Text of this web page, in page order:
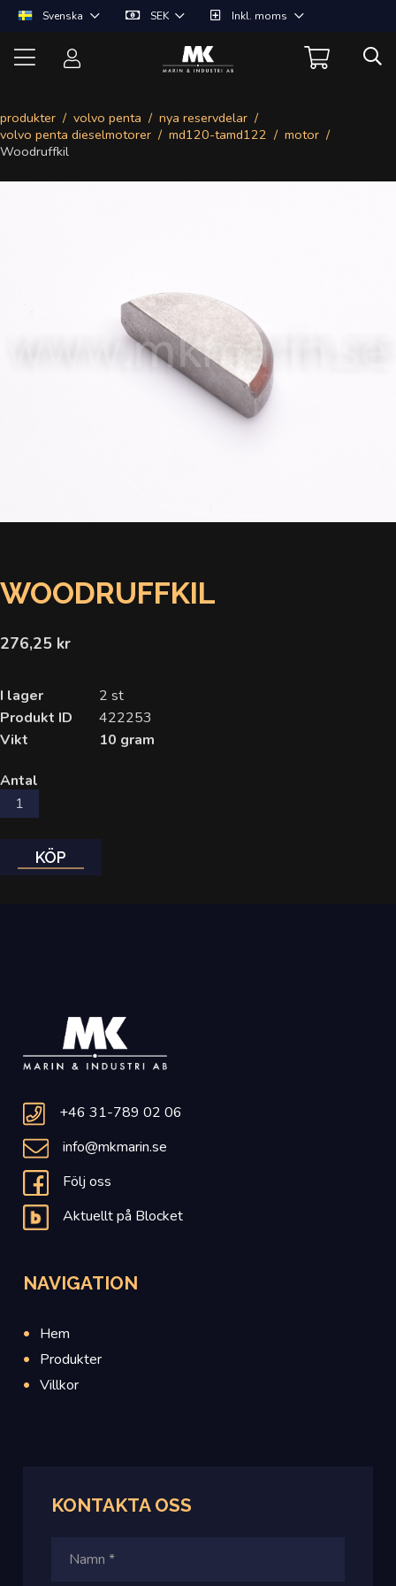
Svenska SEK Inkl. moms
produkter volvo penta
nya reservdelar
volvo penta dieselmotorer
md120-tamd122
motor
Woodruffkil
WOODRUFFKIL
276,25 kr
I lager
2 st
Produkt ID
422253
Vikt
10 gram
Antal
KÖP
+46 31-789 02 06
info@mkmarin.se
Följ oss
Aktuellt på Blocket
NAVIGATION
Hem
Produkter
Villkor
KONTAKTAOSS